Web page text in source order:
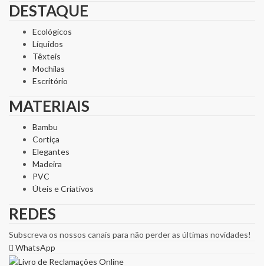
DESTAQUE
Ecológicos
Líquidos
Têxteis
Mochilas
Escritório
MATERIAIS
Bambu
Cortiça
Elegantes
Madeira
PVC
Úteis e Criativos
REDES
Subscreva os nossos canais para não perder as últimas novidades!
WhatsApp